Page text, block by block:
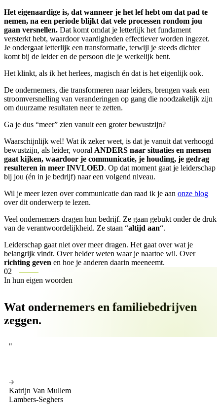
Het eigenaardige is, dat wanneer je het lef hebt om dat pad te
nemen, na een periode blijkt dat vele processen rondom jou
gaan versnellen. Dat komt omdat je letterlijk het fundament
versterkt hebt, waardoor vaardigheden effectiever worden ingezet.
Je ondergaat letterlijk een transformatie, terwijl je steeds dichter
komt bij de leider en de persoon die je werkelijk bent.
Het klinkt, als ik het herlees, magisch én dat is het eigenlijk ook.
De ondernemers, die transformeren naar leiders, brengen vaak een
stroomversnelling van veranderingen op gang die noodzakelijk zijn
om duurzame resultaten neer te zetten.
Ga je dus “meer” zien vanuit een groter bewustzijn?
Waarschijnlijk wel! Wat ik zeker weet, is dat je vanuit dat verhoogd
bewustzijn, als leider, vooral ANDERS naar situaties en mensen
gaat kijken, waardoor je communicatie, je houding, je gedrag
resulteren in meer INVLOED. Op dat moment gaat je leiderschap
bij jou (én in je bedrijf) naar een volgend niveau.
Wil je meer lezen over communicatie dan raad ik je aan onze blog
over dit onderwerp te lezen.
Veel ondernemers dragen hun bedrijf. Ze gaan gebukt onder de druk
van de verantwoordelijkheid. Ze staan “altijd aan“.
Leiderschap gaat niet over meer dragen. Het gaat over wat je
belangrijk vindt. Over helder weten waar je naartoe wil. Over
richting geven en hoe je anderen daarin meeneemt.
02
In hun eigen woorden
Wat ondernemers en familiebedrijven
zeggen.
"
Katrijn Van Mullem
Lambers-Seghers